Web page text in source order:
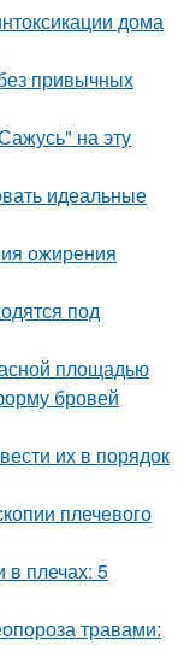
дома
привычных
на эту
идеальные
ожирения
под
площадью
бровей
их в порядок
плечевого
плечах: 5
травами: